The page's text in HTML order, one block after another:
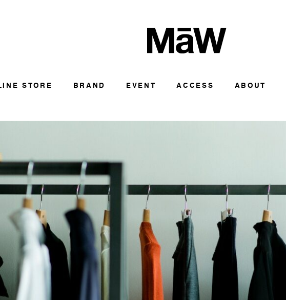
STORE BRAND EVENT ACCESS ABOUT